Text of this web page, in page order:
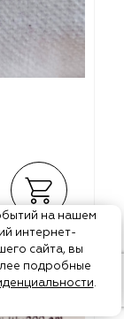
на нашем
интернет-
сайта, вы
подробные
.